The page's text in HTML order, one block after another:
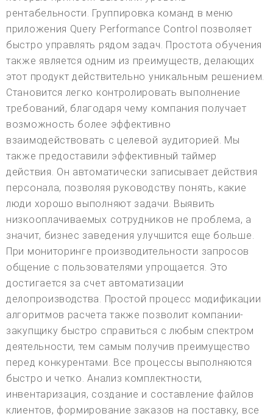
рентабельности. Группировка команд в меню
приложения Query Performance Control позволяет
быстро управлять рядом задач. Простота обучения
также является одним из преимуществ, делающих
этот продукт действительно уникальным решением.
Становится легко контролировать выполнение
требований, благодаря чему компания получает
возможность более эффективно
взаимодействовать с целевой аудиторией. Мы
также предоставили эффективный таймер
действия. Он автоматически записывает действия
персонала, позволяя руководству понять, какие
люди хорошо выполняют задачи. Выявить
низкооплачиваемых сотрудников не проблема, а
значит, бизнес заведения улучшится еще больше.
При мониторинге производительности запросов
общение с пользователями упрощается. Это
достигается за счет автоматизации
делопроизводства. Простой процесс модификации
алгоритмов расчета также позволит компании-
закупщику быстро справиться с любым спектром
деятельности, тем самым получив преимущество
перед конкурентами. Все процессы выполняются
быстро и четко. Анализ комплектности,
инвентаризация, создание и составление файлов
клиентов, формирование заказов на поставку, все